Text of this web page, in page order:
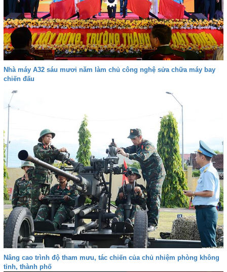
Nhà máy A32 sáu mươi năm làm chủ công nghệ sửa chữa máy bay
chiến đấu
Nâng cao trình độ tham mưu, tác chiến của chủ nhiệm phòng không
tỉnh, thành phố